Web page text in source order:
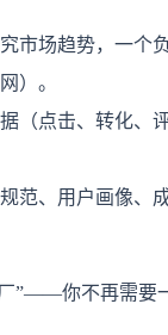
市场趋势，一个
）。
（点击、转化、
范、用户画像、
”——你不再需要